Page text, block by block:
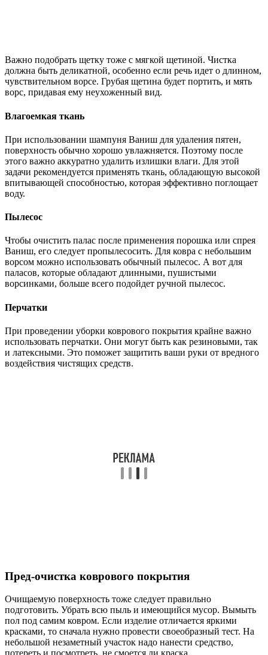
Важно подобрать щетку тоже с мягкой щетиной. Чистка
должна быть деликатной, особенно если речь идет о длинном,
чувствительном ворсе. Грубая щетина будет портить, и мять
ворс, придавая ему неухоженный вид.
Влагоемкая ткань
При использовании шампуня Ваниш для удаления пятен,
поверхность обычно хорошо увлажняется. Поэтому после
этого важно аккуратно удалить излишки влаги. Для этой
задачи рекомендуется применять ткань, обладающую высокой
впитывающей способностью, которая эффективно поглощает
воду.
Пылесос
Чтобы очистить палас после применения порошка или спрея
Ваниш, его следует пропылесосить. Для ковра с небольшим
ворсом можно использовать обычный пылесос. А вот для
паласов, которые обладают длинными, пушистыми
ворсинками, больше всего подойдет ручной пылесос.
Перчатки
При проведении уборки коврового покрытия крайне важно
использовать перчатки. Они могут быть как резиновыми, так
и латексными. Это поможет защитить ваши руки от вредного
воздействия чистящих средств.
Пред-очистка коврового покрытия
Очищаемую поверхность тоже следует правильно
подготовить. Убрать всю пыль и имеющийся мусор. Вымыть
пол под самим ковром. Если изделие отличается яркими
красками, то сначала нужно провести своеобразный тест. На
небольшой незаметный участок надо нанести средство,